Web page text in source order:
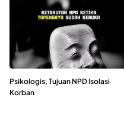
Psikologis, Tujuan NPD Isolasi
Korban